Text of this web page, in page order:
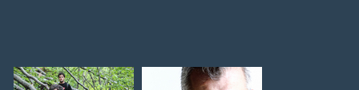
бягство"